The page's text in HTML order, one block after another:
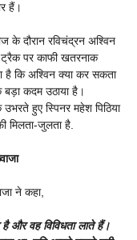
हैं।
के दौरान रविचंद्रन अश्विन
ट्रैक पर काफी खतरनाक
है कि अश्विन क्या कर सकता
कदम उठाया है।
हुए स्पिनर महेश पिठिया
मिलता-जुलता है.
ने कहा,
और वह विविधता लाते हैं।